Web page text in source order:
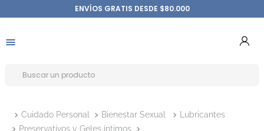
ENVÍOS GRATIS DESDE $80.000
Cuidado Personal Bienestar Sexual
Lubricantes
Preservativos y Geles íntimos